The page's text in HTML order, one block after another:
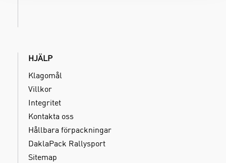
HJÄLP
Klagomål
Villkor
Integritet
Kontakta oss
Hållbara förpackningar
DaklaPack Rallysport
Sitemap